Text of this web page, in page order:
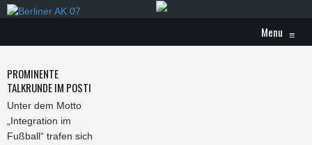
Menu ≡
PROMINENTE
TALKRUNDE IM POSTI
Unter dem Motto
„Integration im
Fußball“ trafen sich